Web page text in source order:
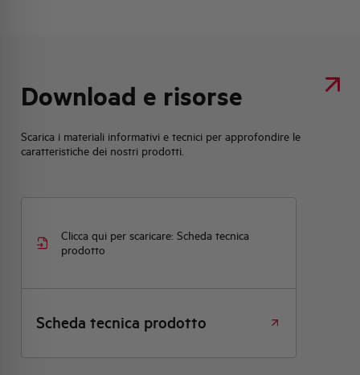
Download e risorse
Scarica i materiali informativi e tecnici per approfondire le
caratteristiche dei nostri prodotti.
Clicca qui per scaricare: Scheda tecnica
prodotto
Scheda tecnica prodotto